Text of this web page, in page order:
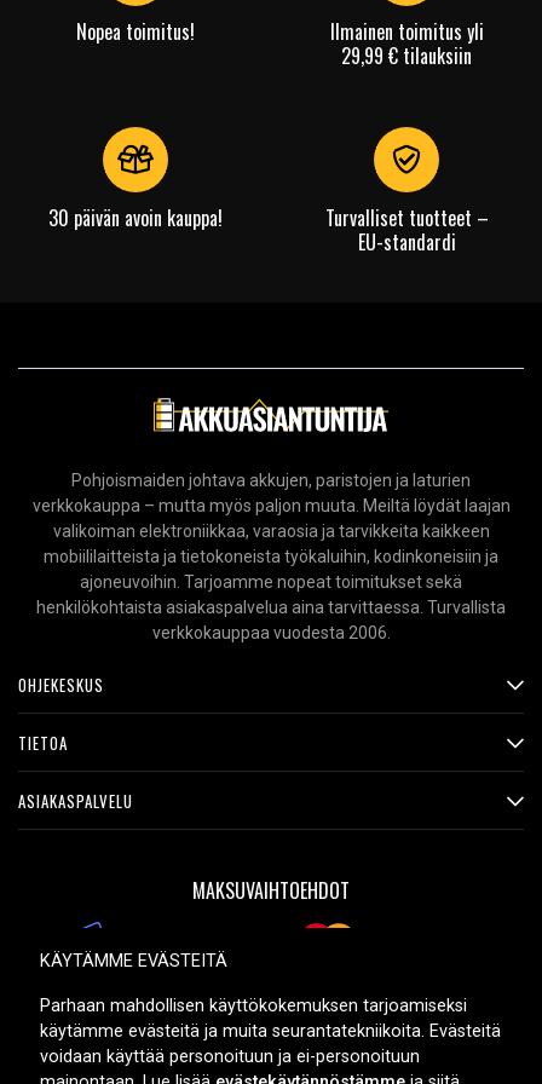
ACER ASPIRE A315-59G
ACER ASPIRE A317-53G
ACER ASPIRE A514-52KG
ACER ASPIRE A514-53G
ACER ASPIRE A514-54G
ACER ASPIRE A514-55G
ACER ASPIRE A515-54G
ACER ASPIRE A515-56G
ACER ASPIRE A515-57
ACER ASPIRE A515-57G
ACER ASPIRE A515-58M
ACER ASPIRE A515-58P
ACER ASPIRE A517-52G
ACER ASPIRE A517-53G
ACER ASPIRE AG14-21P
ACER ASPIRE AG15-31P
ACER ASPIRE AV15-51
ACER ASPIRE SPIN A5SP14-51MTN
Tuotetyyppi: vaihtovirta-adapteri
Merkki: Acer
Nopea toimitus!
Ilmainen toimitus yli
29,99 € tilauksiin
30 päivän avoin kauppa!
Turvalliset tuotteet –
EU-standardi
Pohjoismaiden johtava akkujen, paristojen ja laturien
verkkokauppa – mutta myös paljon muuta. Meiltä löydät laajan
valikoiman elektroniikkaa, varaosia ja tarvikkeita kaikkeen
mobiililaitteista ja tietokoneista työkaluihin, kodinkoneisiin ja
ajoneuvoihin. Tarjoamme nopeat toimitukset sekä
henkilökohtaista asiakaspalvelua aina tarvittaessa. Turvallista
verkkokauppaa vuodesta 2006.
OHJEKESKUS
TIETOA
ASIAKASPALVELU
MAKSUVAIHTOEHDOT
TOIMITUSVAIHTOEHDOT
KÄYTÄMME EVÄSTEITÄ
Parhaan mahdollisen käyttökokemuksen tarjoamiseksi
käytämme evästeitä ja muita seurantatekniikoita. Evästeitä
voidaan käyttää personoituun ja ei-personoituun